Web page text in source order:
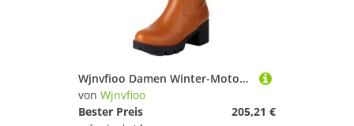
Wjnvfioo Damen Winter-Motorradstiefel, runde Zehenpartie, Blockabsatz-Stiefel
von Wjnvfioo
Bester Preis
205,21 €